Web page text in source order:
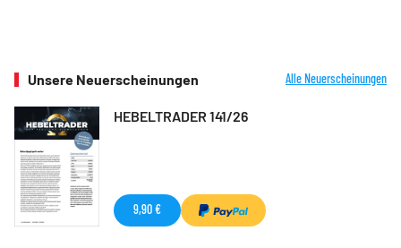
Unsere Neuerscheinungen Alle Neuerscheinungen
HEBELTRADER 141/26
9,90 €